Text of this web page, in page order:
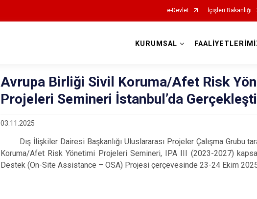
e-Devlet İçişleri Bakanlığı
KURUMSAL
Avrupa Birliği Sivil Koruma/Afet Risk
Projeleri Semineri İstanbul’da
03.11.2025
Dış İlişkiler Dairesi Başkanlığı Uluslararası Projeler Çalışma Grubu
Koruma/Afet Risk Yönetimi Projeleri Semineri, IPA III (2023-2027)
Destek (On-Site Assistance – OSA) Projesi çerçevesinde 23-24 Ekim